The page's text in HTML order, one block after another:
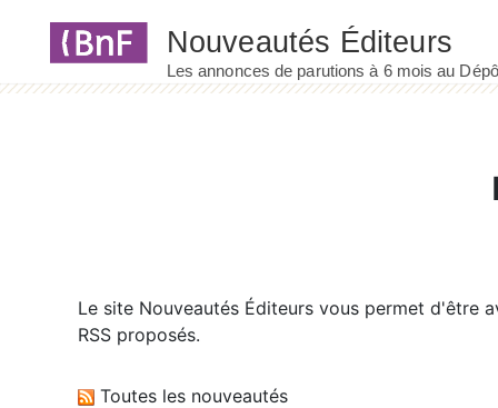
Le site Nouveautés Éditeurs vous permet d'être
RSS proposés.
Toutes les nouveautés